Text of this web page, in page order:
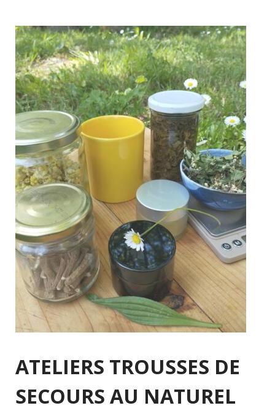
ATELIERS TROUSSES DE
SECOURS AU NATUREL